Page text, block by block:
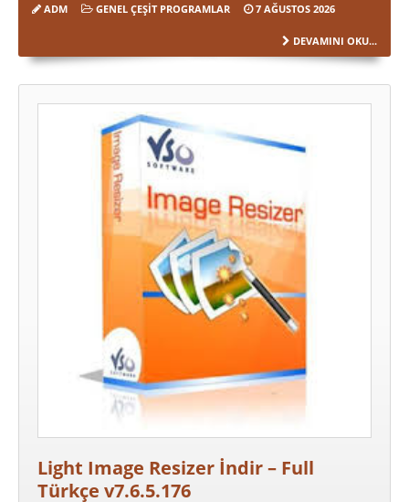
ADM GENEL ÇEŞIT PROGRAMLAR 7 AĞUSTOS 2026
DEVAMINI OKU...
Light Image Resizer İndir – Full
Türkçe v7.6.5.176